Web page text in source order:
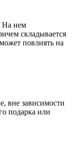
На нем
складывается
повлиять на
вне зависимости
подарка или